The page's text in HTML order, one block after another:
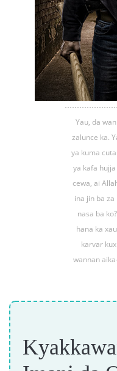
Yau, da
zalunce ka.
ya kuma
ya kafa
cewa, ai
ina jin ba
nasa ba
hana ka
karvar
wannan